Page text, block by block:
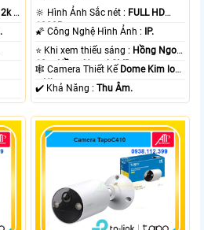
+
🔆 Hình Ảnh Sắc nét : FULL HD
1080P .
🌠 Công Nghệ Hình Ảnh :
IP.
⭐ Khi xem thiếu sáng : Hồng Ngoại
10m Hồng Ngoại SMD.
🕸️ Camera Thiết Kế Dome Kim loại
+ Nhựa.
️✔️ Khả Năng :Thu Âm.